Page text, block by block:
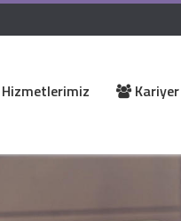
Hizmetlerimiz Kariyer